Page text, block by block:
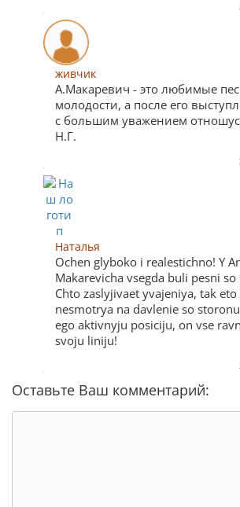
живчик
А.Макаревич - это любимые
молодости, а после его
с большим уважением
Н.Г.
Наталья
Ochen glyboko i realestichno! Y
Makarevicha vsegda buli pesni
Chto zaslyjivaet yvajeniya, tak
nesmotrya na davlenie so
ego aktivnyju posiciju, on vse
svoju liniju!
Оставьте Ваш комментарий: